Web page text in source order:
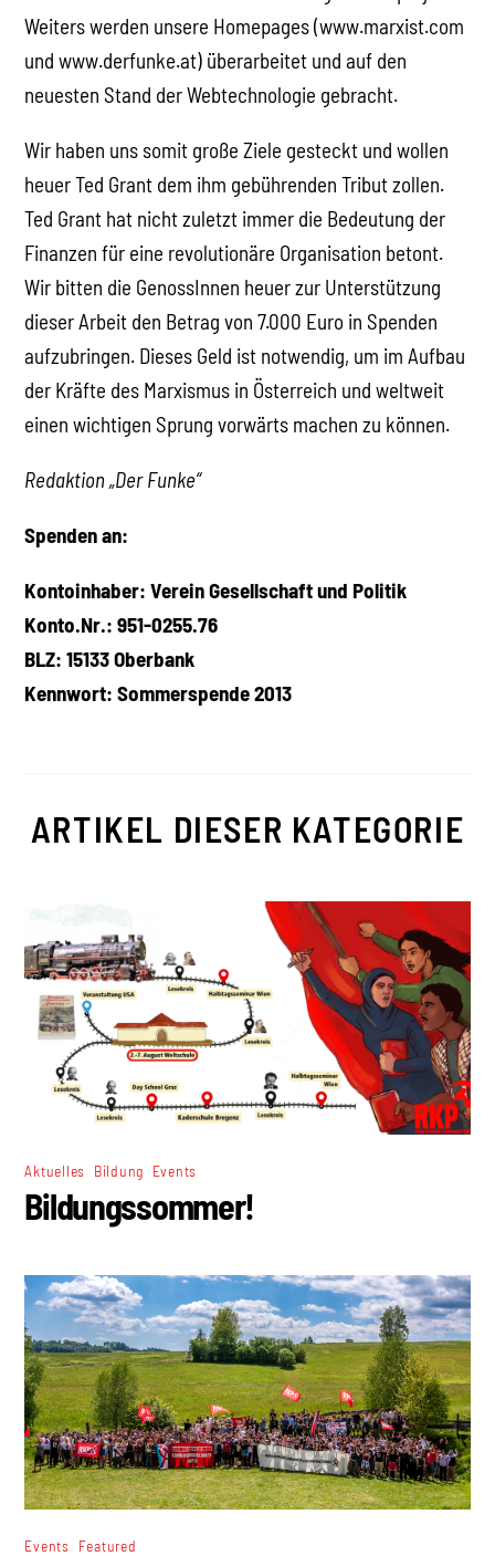
Weiters werden unsere Homepages (www.marxist.com
und www.derfunke.at) überarbeitet und auf den
neuesten Stand der Webtechnologie gebracht.
Wir haben uns somit große Ziele gesteckt und wollen
heuer Ted Grant dem ihm gebührenden Tribut zollen.
Ted Grant hat nicht zuletzt immer die Bedeutung der
Finanzen für eine revolutionäre Organisation betont.
Wir bitten die GenossInnen heuer zur Unterstützung
dieser Arbeit den Betrag von 7.000 Euro in Spenden
aufzubringen. Dieses Geld ist notwendig, um im Aufbau
der Kräfte des Marxismus in Österreich und weltweit
einen wichtigen Sprung vorwärts machen zu können.
Redaktion „Der Funke“
Spenden an:
Kontoinhaber: Verein Gesellschaft und Politik
Konto.Nr.: 951-0255.76
BLZ: 15133 Oberbank
Kennwort: Sommerspende 2013
ARTIKEL DIESER KATEGORIE
Aktuelles Bildung Events
Bildungssommer!
Events Featured